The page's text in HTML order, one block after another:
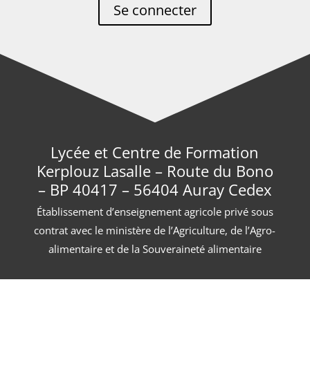
Se connecter
Lycée et Centre de Formation
Kerplouz Lasalle – Route du Bono
– BP 40417 – 56404 Auray Cedex
Établissement d’enseignement agricole privé sous
contrat avec le ministère de l’Agriculture, de l’Agro-
alimentaire et de la Souveraineté alimentaire